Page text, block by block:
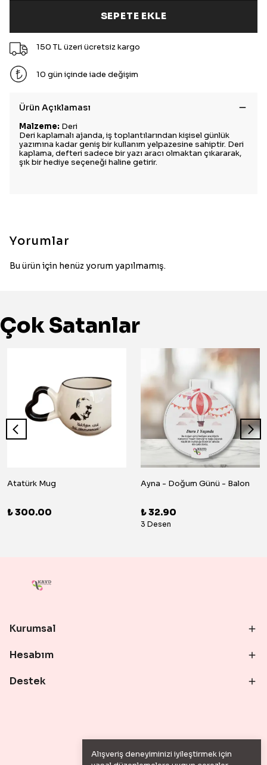
Alışveriş deneyiminizi iyileştirmek için
SEPETE EKLE
150 TL üzeri ücretsiz kargo
10 gün içinde iade değişim
Ürün Açıklaması
Malzeme: Deri
Deri kaplamalı ajanda, iş toplantılarından kişisel günlük
yazımına kadar geniş bir kullanım yelpazesine sahiptir. Deri
kaplama, defteri sadece bir yazı aracı olmaktan çıkararak,
şık bir hediye seçeneği haline getirir.
Yorumlar
Bu ürün için henüz yorum yapılmamış.
Çok Satanlar
Atatürk Mug
₺ 300.00
Ayna - Doğum Günü - Balon
₺ 32.90
3 Desen
Kurumsal
Hesabım
Destek